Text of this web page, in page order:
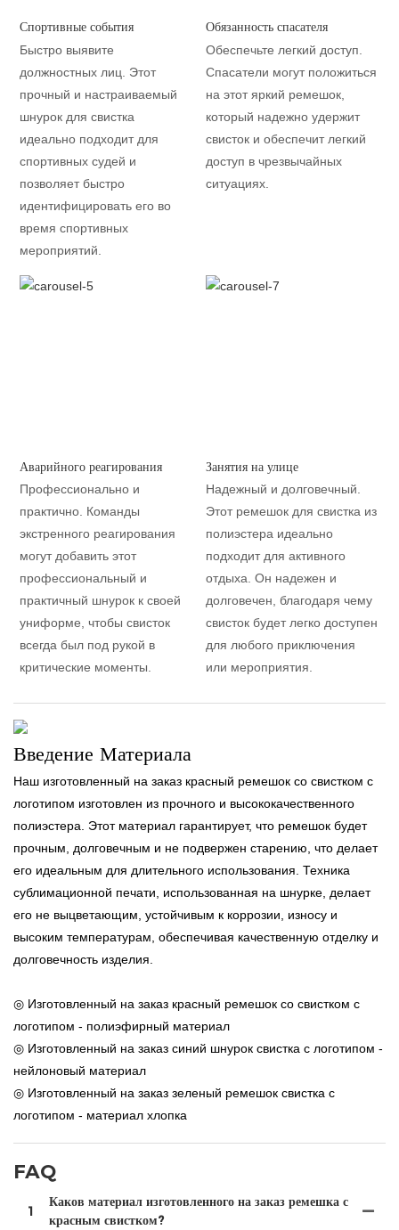
Спортивные события
Быстро выявите
должностных лиц. Этот
прочный и настраиваемый
шнурок для свистка
идеально подходит для
спортивных судей и
позволяет быстро
идентифицировать его во
время спортивных
мероприятий.
Обязанность спасателя
Обеспечьте легкий доступ.
Спасатели могут положиться
на этот яркий ремешок,
который надежно удержит
свисток и обеспечит легкий
доступ в чрезвычайных
ситуациях.
Аварийного реагирования
Профессионально и
практично. Команды
экстренного реагирования
могут добавить этот
профессиональный и
практичный шнурок к своей
униформе, чтобы свисток
всегда был под рукой в ​​
критические моменты.
Занятия на улице
Надежный и долговечный.
Этот ремешок для свистка из
полиэстера идеально
подходит для активного
отдыха. Он надежен и
долговечен, благодаря чему
свисток будет легко доступен
для любого приключения
или мероприятия.
Введение Материала
Наш изготовленный на заказ красный ремешок со свистком с
логотипом изготовлен из прочного и высококачественного
полиэстера. Этот материал гарантирует, что ремешок будет
прочным, долговечным и не подвержен старению, что делает
его идеальным для длительного использования. Техника
сублимационной печати, использованная на шнурке, делает
его не выцветающим, устойчивым к коррозии, износу и
высоким температурам, обеспечивая качественную отделку и
долговечность изделия.
◎ Изготовленный на заказ красный ремешок со свистком с
логотипом - полиэфирный материал
◎ Изготовленный на заказ синий шнурок свистка с логотипом -
нейлоновый материал
◎ Изготовленный на заказ зеленый ремешок свистка с
логотипом - материал хлопка
FAQ
1
Каков материал изготовленного на заказ ремешка с
красным свистком?